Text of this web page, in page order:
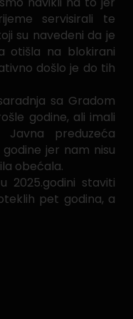
servisirali te
su navedeni da je
otišla na blokirani
došlo je do tih
sa Gradom
godine, ali imali
preduzeća
jer nam nisu
obećala.
2025.godini staviti
pet godina, a